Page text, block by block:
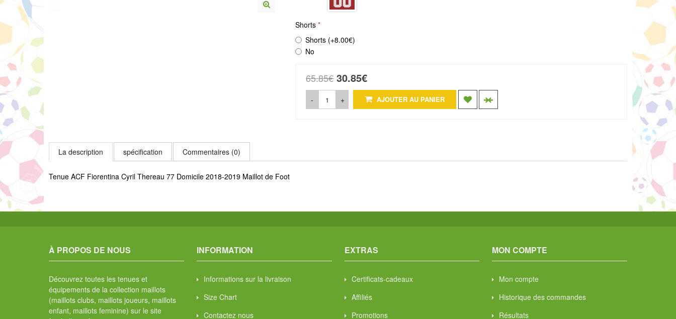
Shorts
Shorts (+8.00€)
No
65.85€ 30.85€
- + AJOUTER AU PANIER
La description spécification Commentaires (0)
Tenue ACF Fiorentina Cyril Thereau 77 Domicile 2018-2019 Maillot de Foot
À PROPOS DE NOUS
Découvrez toutes les tenues et
équipements de la collection maillots
(maillots clubs, maillots joueurs, maillots
enfant, maillots feminine) sur le site
INFORMATION
Informations sur la livraison
Size Chart
Contactez nous
EXTRAS
Certificats-cadeaux
Affiliés
Promotions
MON COMPTE
Mon compte
Historique des commandes
Résultats